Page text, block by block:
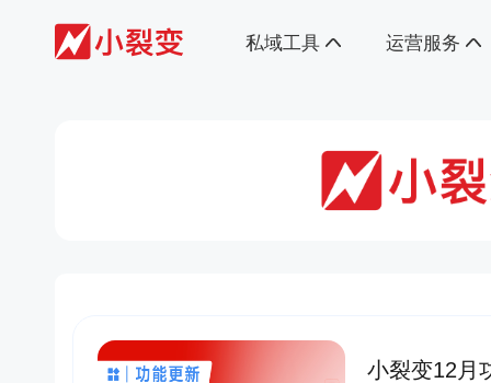
私域工具 运营服务
小裂变12月